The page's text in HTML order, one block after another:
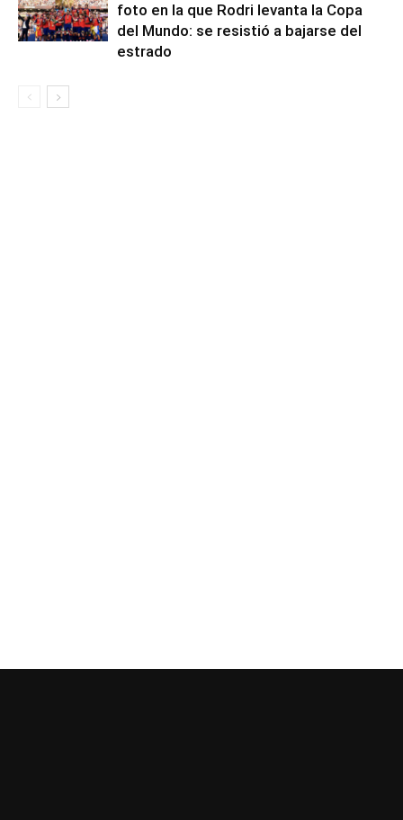
foto en la que Rodri levanta la Copa
del Mundo: se resistió a bajarse del
estrado